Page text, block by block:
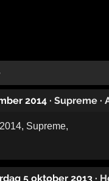
2014 · Supreme ·
5 oktober 2013 ·